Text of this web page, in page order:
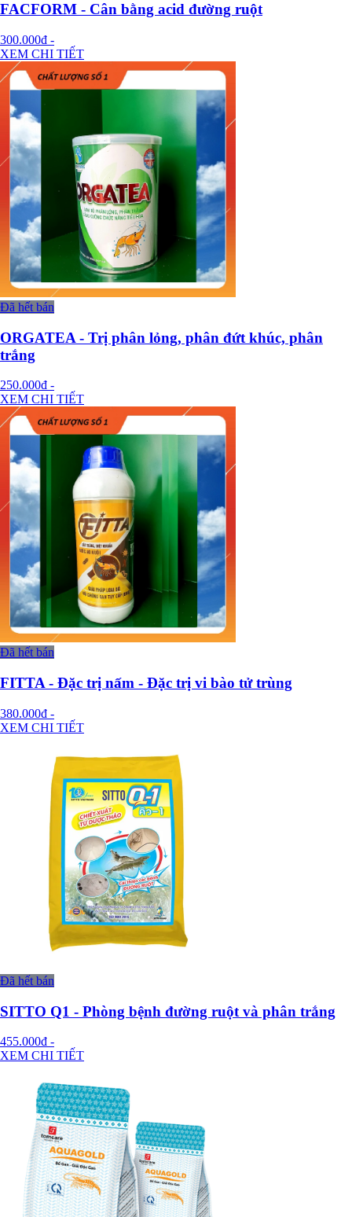
FACFORM - Cân bằng acid đường ruột
300.000đ -
XEM CHI TIẾT
Đã hết bán
ORGATEA - Trị phân lỏng, phân đứt khúc, phân
trắng
250.000đ -
XEM CHI TIẾT
Đã hết bán
FITTA - Đặc trị nấm - Đặc trị vi bào tử trùng
380.000đ -
XEM CHI TIẾT
Đã hết bán
SITTO Q1 - Phòng bệnh đường ruột và phân trắng
455.000đ -
XEM CHI TIẾT